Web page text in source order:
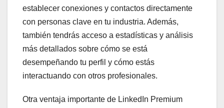
establecer conexiones y contactos directamente
con personas clave en tu industria. Además,
también tendrás acceso a estadísticas y análisis
más detallados sobre cómo se está
desempeñando tu perfil y cómo estás
interactuando con otros profesionales.
Otra ventaja importante de LinkedIn Premium